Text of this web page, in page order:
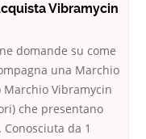
Vibramycin
domande su come
una Marchio
Vibramycin
che presentano
da 1